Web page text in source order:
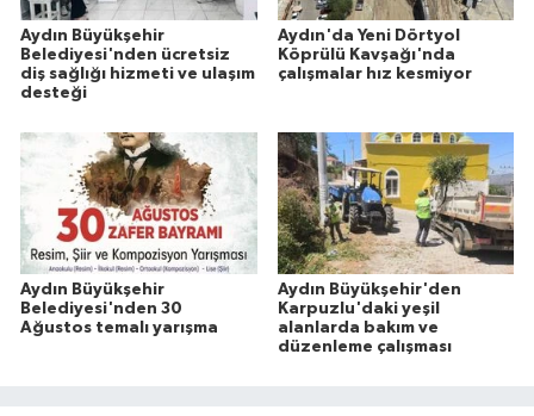
Aydın Büyükşehir
Belediyesi'nden ücretsiz
diş sağlığı hizmeti ve ulaşım
desteği
Aydın'da Yeni Dörtyol
Köprülü Kavşağı'nda
çalışmalar hız kesmiyor
Aydın Büyükşehir
Belediyesi'nden 30
Ağustos temalı yarışma
Aydın Büyükşehir'den
Karpuzlu'daki yeşil
alanlarda bakım ve
düzenleme çalışması